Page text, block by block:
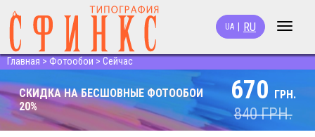
Toggle
UA RU
Главная > Фотообои > Сейчас
СКИДКА НА БЕСШОВНЫЕ ФОТООБОИ
20%
670 ГРН.
840ГРН.